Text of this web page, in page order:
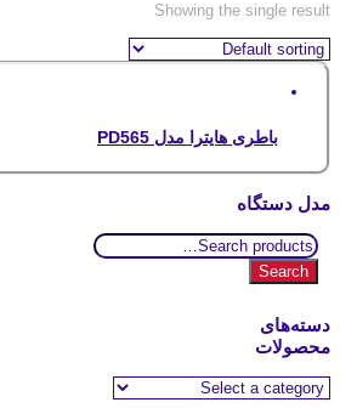
Showing the single result
باطری هایترا مدل PD565
مدل دستگاه
Search
for:
Search
دسته‌های
محصولات